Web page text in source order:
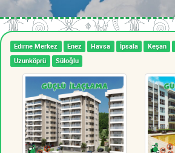
Edirne Merkez Enez Havsa İpsala Keşan
Uzunköprü
Süloğlu